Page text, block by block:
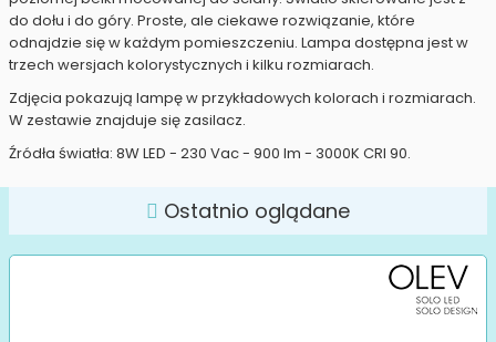
do dołu i do góry. Proste, ale ciekawe rozwiązanie, które
odnajdzie się w każdym pomieszczeniu. Lampa dostępna jest w
trzech wersjach kolorystycznych i kilku rozmiarach.
Zdjęcia pokazują lampę w przykładowych kolorach i rozmiarach.
W zestawie znajduje się zasilacz.
Źródła światła: 8W LED - 230 Vac - 900 lm - 3000K CRI 90.
Ostatnio oglądane